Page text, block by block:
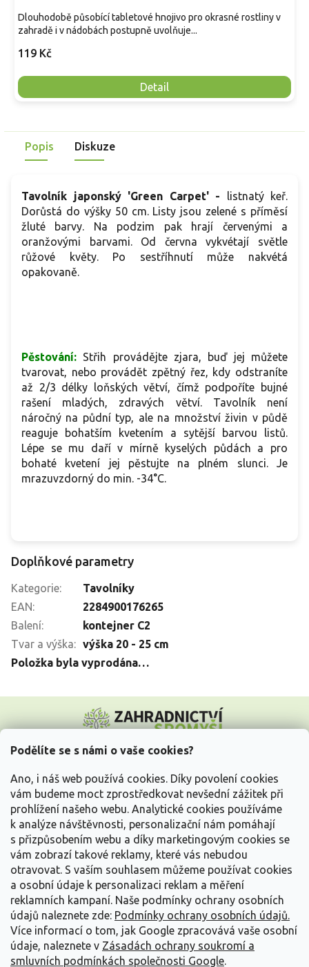
Podělíte se s námi o vaše cookies?
Ano, i náš web používá cookies. Díky povolení cookies
vám budeme moct zprostředkovat nevšední zážitek při
prohlížení našeho webu. Analytické cookies používáme
k analýze návštěvnosti, personalizační nám pomáhají
s přizpůsobením webu a díky marketingovým cookies se
vám zobrazí takové reklamy, které vás nebudou
otravovat. S vaším souhlasem můžeme používat cookies
a osobní údaje k personalizaci reklam a měření
reklamních kampaní. Naše podmínky ochrany osobních
údajů naleznete zde: Podmínky ochrany osobních údajů.
Více informací o tom, jak Google zpracovává vaše osobní
údaje, naleznete v Zásadách ochrany soukromí a
smluvních podmínkách společnosti Google.
119 Kč
Detail
Dlouhodobě působící tabletové hnojivo pro okrasné rostliny v
zahradě i v nádobách postupně uvolňuje...
Popis Diskuze
Tavolník japonský 'Green Carpet' - listnatý keř.
Dorůstá do výšky 50 cm. Listy jsou zelené s příměsí
žluté barvy. Na podzim pak hrají červenými a
oranžovými barvami. Od června vykvétají světle
růžové květy. Po sestříhnutí může nakvétá
opakovaně.
Pěstování: Střih provádějte zjara, buď jej můžete
tvarovat, nebo provádět zpětný řez, kdy odstraníte
až 2/3 délky loňských větví, čímž podpoříte bujné
rašení mladých, zdravých větví. Tavolník není
náročný na půdní typ, ale na množství živin v půdě
reaguje bohatším kvetením a sytější barvou listů.
Lépe se mu daří v mírně kyselých půdách a pro
bohaté kvetení jej pěstujte na plném slunci. Je
mrazuvzdorný do min. -34°C.
Doplňkové parametry
Kategorie:
Tavolníky
EAN:
2284900176265
Balení:
kontejner C2
Tvar a výška: výška 20 - 25 cm
Položka byla vyprodána…
p
Vše o nákupu
Informace pro Vás
Kontakujte nás